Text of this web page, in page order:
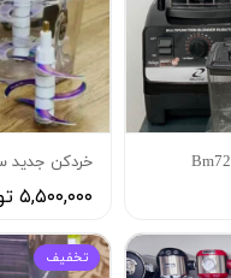
خردكن جديد
۵,۵۰۰,۰۰۰ تومان
تخفيف